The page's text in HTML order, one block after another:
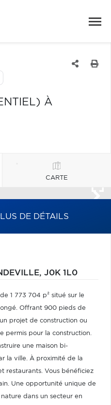
À
CARTE
DE DÉTAILS
J0K 1L0
1 773 704 p² situé sur le
Offrant 900 pieds de
projet de construction ou
permis pour la construction.
une maison bi-
la ville. À proximité de la
restaurants. Vous bénéficiez
Une opportunité unique de
dans un secteur en